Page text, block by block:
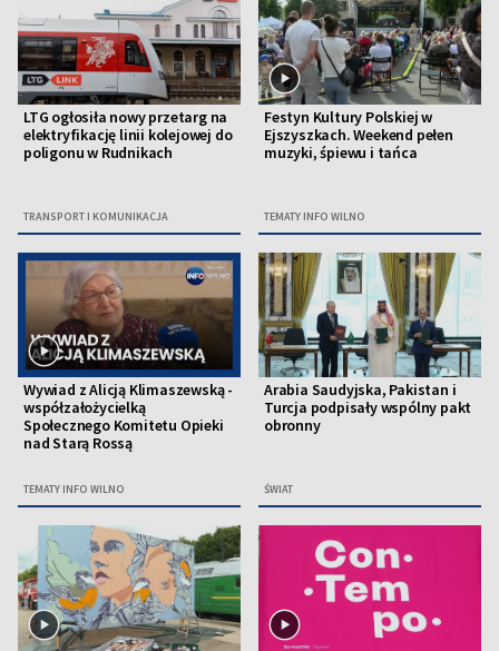
LTG ogłosiła nowy przetarg na
elektryfikację linii kolejowej do
poligonu w Rudnikach
TRANSPORT I KOMUNIKACJA
Festyn Kultury Polskiej w
Ejszyszkach. Weekend pełen
muzyki, śpiewu i tańca
TEMATY INFO WILNO
Wywiad z Alicją Klimaszewską -
współzałożycielką
Społecznego Komitetu Opieki
nad Starą Rossą
TEMATY INFO WILNO
Arabia Saudyjska, Pakistan i
Turcja podpisały wspólny pakt
obronny
ŚWIAT